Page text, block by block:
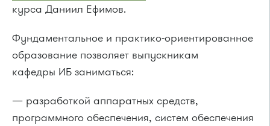
курса Даниил Ефимов.
Фундаментальное и практико-ориентированное
образование позволяет выпускникам
кафедры ИБ заниматься:
— разработкой аппаратных средств,
программного обеспечения, систем обеспечения